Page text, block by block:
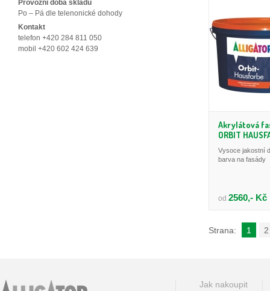
Provozní doba skladu
Po – Pá dle telenonické dohody
Kontakt
telefon +420 284 811 050
mobil +420 602 424 639
Akrylátová
ORBIT
Vysoce jakostní
barva na fasády
od 2560,- Kč
Strana: 1 2
Jak nakoupit